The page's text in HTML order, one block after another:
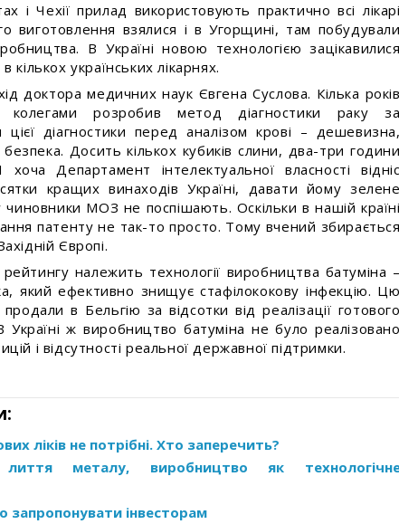
і Чехії прилад використовують практично всі лікарі
виготовлення взялися і в Угорщині, там побудували
В Україні новою технологією зацікавилися
кількох українських лікарнях.
доктора медичних наук Євгена Суслова. Кілька років
розробив метод діагностики раку за
діагностики перед аналізом крові – дешевизна,
безпека. Досить кількох кубиків слини, два-три години
Департамент інтелектуальної власності відніс
кращих винаходів Україні, давати йому зелене
чиновники МОЗ не поспішають. Оскільки в нашій країні
патенту не так-то просто. Тому вчений збирається
Європі.
рейтингу належить технології виробництва батуміна –
який ефективно знищує стафілококову інфекцію. Цю
в Бельгію за відсотки від реалізації готового
Україні ж виробництво батуміна не було реалізовано
і відсутності реальної державної підтримки.
ліків не потрібні. Хто заперечить?
лиття металу, виробництво як
запропонувати інвесторам